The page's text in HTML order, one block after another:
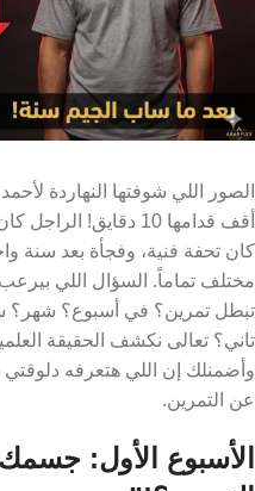
أقف قدامها 10
كان تحفة فنية، وفجأة بعد سنة
مختلف تماماً. السؤال اللي
تبطل تمرين؟ في أسبوع؟ شهر؟
تاني؟ تعالى نكشف الحقيقة
وأضمنلك إن اللي هتعرفه دلوقتي
عن التمرين.
الأسبوع الأول: